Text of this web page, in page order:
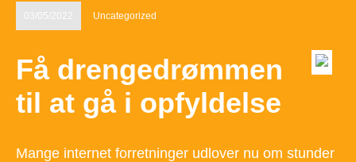
03/05/2022 Uncategorized
Få drengedrømmen
til at gå i opfyldelse
Mange internet forretninger udlover nu om stunder